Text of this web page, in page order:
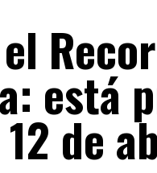
está
de